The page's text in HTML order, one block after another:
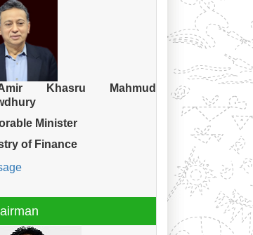
Khasru Mahmud
Minister
of Finance